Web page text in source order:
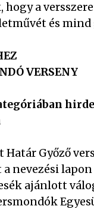
hogy a
és
VERSENY
Győző
nevezési
ajánlott